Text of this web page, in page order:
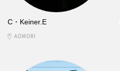
C・Keiner.E
AOMORI